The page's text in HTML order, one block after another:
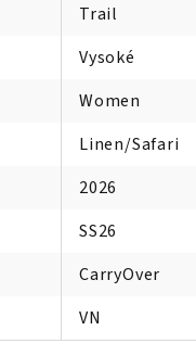
Trail
Vysoké
Women
Linen/Safari
2026
SS26
CarryOver
VN